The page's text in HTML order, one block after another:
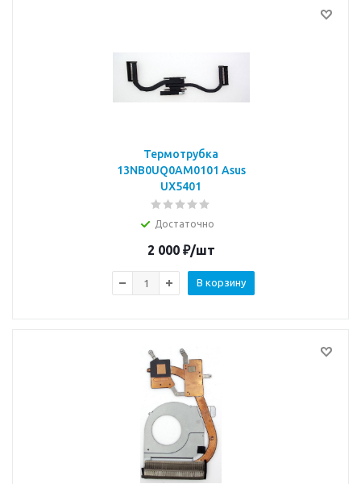
Термотрубка
13NB0UQ0AM0101 Asus
UX5401
Достаточно
2 000₽/шт
В корзину